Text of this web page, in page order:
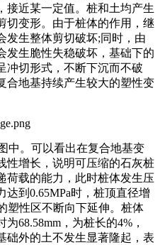
接近某一定值。桩和土均产生
切变形。由于桩体的作用，继
发生整体剪切破坏;同时，由
发生脆性失稳破坏，基础下的
冲切形式，不断下沉而不破
合地基持续产生较大的塑性变
中。可以看出在复合地基变
性增长，说明可压缩的石灰桩
荷载的能力，此时桩体发生压
到0.65MPa时，桩顶直径增
塑性区不断向下延伸。桩体
68.58mm，为桩长的4%，
础外的土不发生显著隆起，表